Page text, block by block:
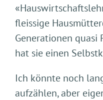
fleissige
Generationen quasi
hat sie einen
Ich könnte noch
aufzählen, aber